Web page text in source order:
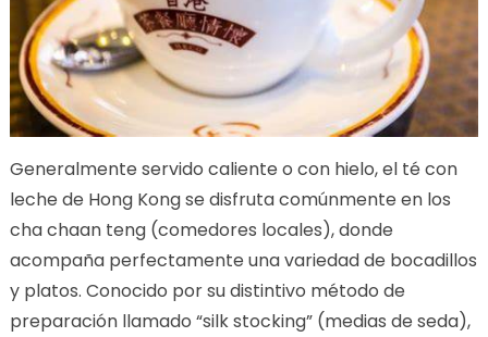
Generalmente servido caliente o con hielo, el té con
leche de Hong Kong se disfruta comúnmente en los
cha chaan teng (comedores locales), donde
acompaña perfectamente una variedad de bocadillos
y platos. Conocido por su distintivo método de
preparación llamado “silk stocking” (medias de seda),